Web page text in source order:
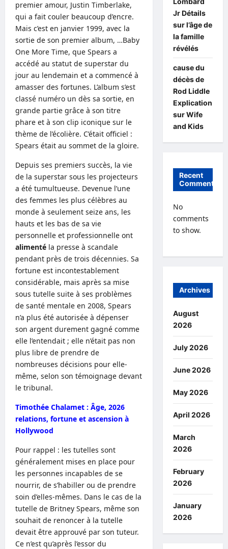
premier amour, Justin Timberlake,
qui a fait couler beaucoup d’encre.
Mais c’est en janvier 1999, avec la
sortie de son premier album, …Baby
One More Time, que Spears a
accédé au statut de superstar du
jour au lendemain et a commencé à
amasser des fortunes. L’album s’est
classé numéro un dès sa sortie, en
grande partie grâce à son titre
phare et à son clip iconique sur le
thème de l’écolière. C’était officiel :
Spears était au sommet de la gloire.
Depuis ses premiers succès, la vie
de la superstar sous les projecteurs
a été tumultueuse. Devenue l’une
des femmes les plus célèbres au
monde à seulement seize ans, les
hauts et les bas de sa vie
personnelle et professionnelle ont
alimenté la presse à scandale
pendant près de trois décennies. Sa
fortune est incontestablement
considérable, mais après sa mise
sous tutelle suite à ses problèmes
de santé mentale en 2008, Spears
n’a plus été autorisée à dépenser
son argent durement gagné comme
elle l’entendait ; elle n’était pas non
plus libre de prendre de
nombreuses décisions pour elle-
même, selon son témoignage devant
le tribunal.
Timothée Chalamet : Âge, 2026
relations, fortune et ascension à
Hollywood
Pour rappel : les tutelles sont
généralement mises en place pour
les personnes incapables de se
nourrir, de s’habiller ou de prendre
soin d’elles-mêmes. Dans le cas de la
tutelle de Britney Spears, même son
souhait de renoncer à la tutelle
devait être approuvé par son tuteur.
Ce n’est qu’après l’essor du
Jr Détails
sur l’âge de
la famille
révélés
cause du
décès de
Rod Liddle
Explication
sur Wife
and Kids
Recent
Comments
No
comments
to show.
Archives
August
2026
July 2026
June 2026
May 2026
April 2026
March
2026
February
2026
January
2026